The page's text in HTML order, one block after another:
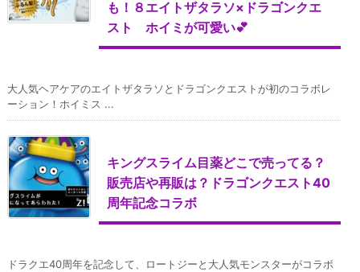
も！８エイトザタラソ×ドラゴンクエ
スト ホイミが可愛い💕
大人気ヘアケアのエイトザタラソとドラゴンクエストが初のコラボレ
ーション！ホイミス ...
キングスライム目薬どこで売ってる？
販売店や再販は？ドラゴンクエスト40
周年記念コラボ
ドラクエ40周年を記念して、ロートジーと大人気モンスターがコラボ